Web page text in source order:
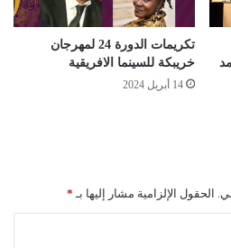
تكريمات الدورة 24 لمهرجان
خريبكة للسينما الافريقية
14 أبريل 2024
الحقول الإلزامية مشار إليها بـ *